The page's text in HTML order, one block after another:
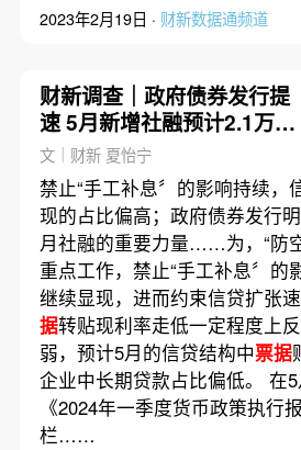
2023年2月19日 · 财新数据通频道
财新调查｜政府债券发行提
速 5月新增社融预计2.1万亿
元
文｜财新 夏怡宁
禁止“手工补息〞的影响持续，
现的占比偏高；政府债券发行
月社融的重要力量……为，“防
重点工作，禁止“手工补息〞的
继续显现，进而约束信贷扩张
据转贴现利率走低一定程度上
弱，预计5月的信贷结构中票据
企业中长期贷款占比偏低。 在
《2024年一季度货币政策执行
栏……